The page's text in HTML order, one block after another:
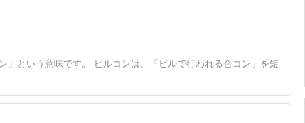
」という意味です。 ビルコンは、「ビルで行われる合コン」を短